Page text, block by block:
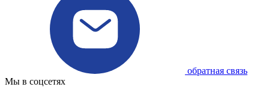
обратная связь
Мы в соцсетях